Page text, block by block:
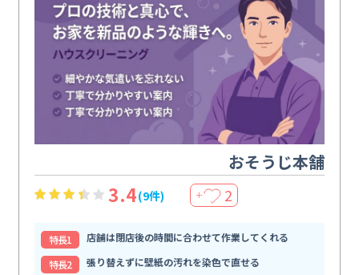
おそうじ本舗
3.4(9件) ＋ 2
特⻑1
店舗は閉店後の時間に合わせて作業してくれる
特⻑2
張り替えずに壁紙の汚れを染色で直せる